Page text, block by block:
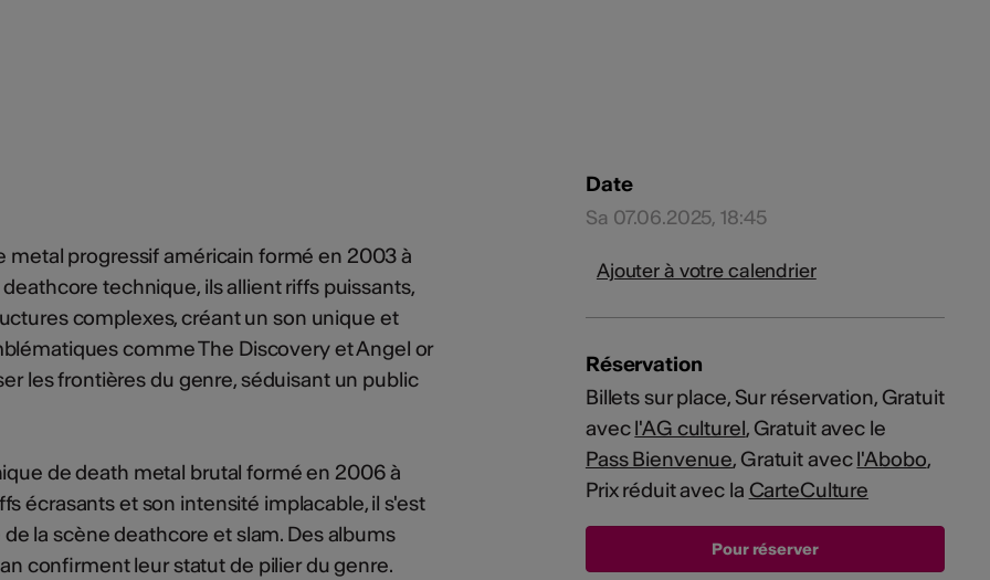
metal progressif américain formé en 2003 à
technique, ils allient riffs puissants,
complexes, créant un son unique et
comme The Discovery et Angel or
les frontières du genre, séduisant un public
de death metal brutal formé en 2006 à
écrasants et son intensité implacable, il s'est
la scène deathcore et slam. Des albums
confirment leur statut de pilier du genre.
Date
Sa 07.06.2025, 18:45
Ajouter à votre calendrier
Réservation
Billets sur place, Sur réservation, Gratuit
avecl'AG culturel, Gratuit avec le
Pass Bienvenue, Gratuit avecl'Abobo,
Prix réduit avec la CarteCulture